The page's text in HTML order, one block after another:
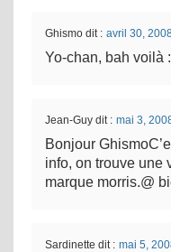
Ghismo dit : avril 30,
Yo-chan, bah voilà
Jean-Guy dit : mai 3,
Bonjour
info, on trouve une
marque morris.@
Sardinette dit : mai 5,